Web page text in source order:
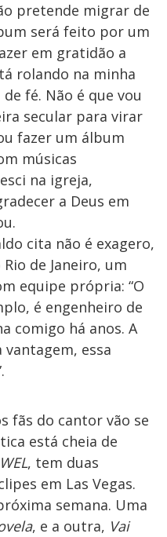
pretende migrar de
será feito por um
em gratidão a
rolando na minha
fé. Não é que vou
secular para virar
fazer um álbum
músicas
na igreja,
a Deus em
cita não é exagero,
de Janeiro, um
equipe própria: “O
é engenheiro de
comigo há anos. A
essa
fãs do cantor vão se
está cheia de
WEL, tem duas
em Las Vegas.
semana. Uma
, e a outra, Vai